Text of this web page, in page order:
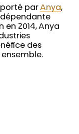
porté parAnya,
en 2014, Anya
des